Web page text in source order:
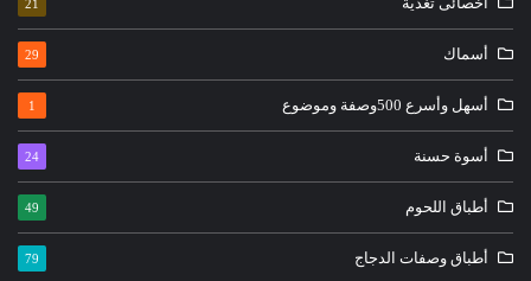
21
أسماك 29
أسهل وأسرع 500وصفة وموضوع 1
أسوة حسنة 24
أطباق اللحوم 49
أطباق وصفات الدجاج 79